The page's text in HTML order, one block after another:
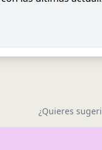
¿Quieres